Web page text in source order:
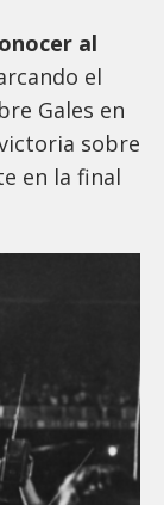
al
el
Gales en
sobre
en la final